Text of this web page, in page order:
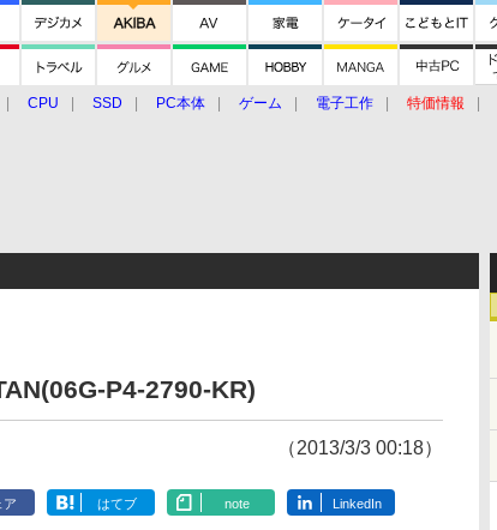
CPU SSD PC本体 ゲーム 電子工作 特価情報
P4-2790-KR)
（2013/3/3 00:18）
ア はてブ note LinkedIn